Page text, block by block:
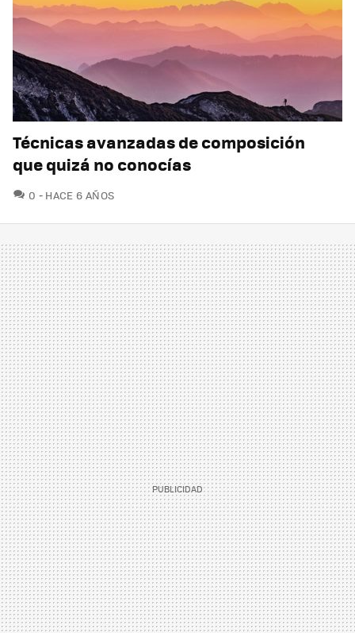
Técnicas avanzadas de composición
que quizá no conocías
0 COMENTARIOS
HACE 6 AÑOS